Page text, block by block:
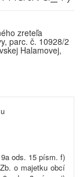
zreteľa
parc. č. 10928/2
Halamovej,
ods. 15 písm. f)
o majetku obcí